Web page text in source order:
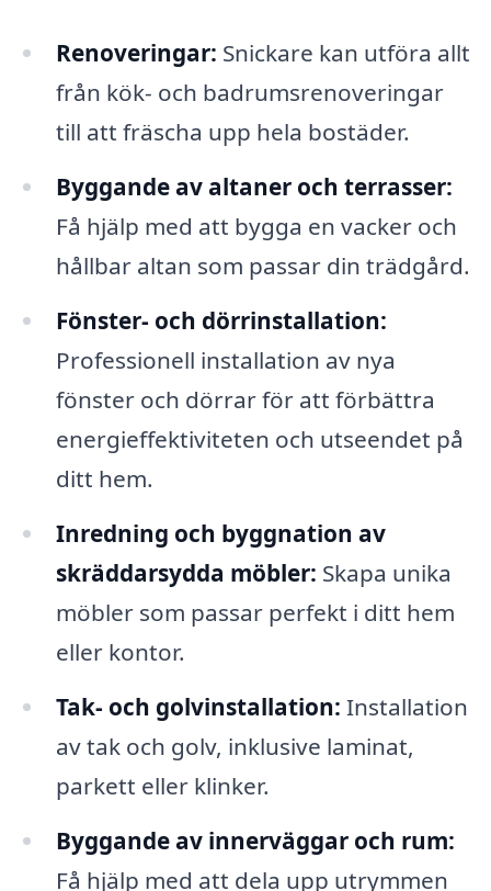
Renoveringar: Snickare kan utföra allt
från kök- och badrumsrenoveringar
till att fräscha upp hela bostäder.
Byggande av altaner och terrasser:
Få hjälp med att bygga en vacker och
hållbar altan som passar din trädgård.
Fönster- och dörrinstallation:
Professionell installation av nya
fönster och dörrar för att förbättra
energieffektiviteten och utseendet på
ditt hem.
Inredning och byggnation av
skräddarsydda möbler: Skapa unika
möbler som passar perfekt i ditt hem
eller kontor.
Tak- och golvinstallation: Installation
av tak och golv, inklusive laminat,
parkett eller klinker.
Byggande av innerväggar och rum:
Få hjälp med att dela upp utrymmen